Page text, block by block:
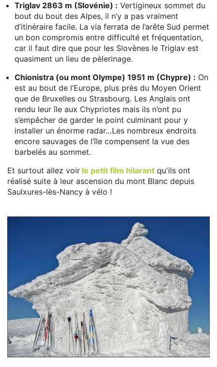
Triglav 2863 m (Slovénie) : Vertigineux sommet du
bout du bout des Alpes, il n’y a pas vraiment
d’itinéraire facile. La via ferrata de l’arête Sud permet
un bon compromis entre difficulté et fréquentation,
car il faut dire que pour les Slovènes le Triglav est
quasiment un lieu de pèlerinage.
Chionistra (ou mont Olympe) 1951 m (Chypre) : On
est au bout de l’Europe, plus près du Moyen Orient
que de Bruxelles ou Strasbourg. Les Anglais ont
rendu leur île aux Chypriotes mais ils n’ont pu
s’empêcher de garder le point culminant pour y
installer un énorme radar…Les nombreux endroits
encore sauvages de l’île compensent la vue des
barbelés au sommet.
Et surtout allez voir le petit film hilarant qu'ils ont
réalisé suite à leur ascension du mont Blanc depuis
Saulxures-lès-Nancy à vélo !